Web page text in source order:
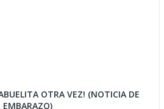
OTRA VEZ! (NOTICIA DE
EMBARAZO)